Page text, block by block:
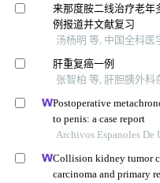
来那度胺二线治疗老年
例报道并文献复习
汤杨明 等, 中国全科医
肝重复癌一例
张智柏 等, 肝胆胰外科
Postoperative
to penis: a case report
Archivos Espanoles De
Collision kidney tumor
carcinoma and primary